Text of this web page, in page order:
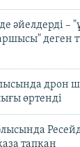
әйелдерді –
деген
дрон
өртенді
тапқан